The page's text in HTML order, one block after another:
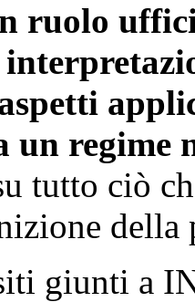
ruolo
un regime
tutto ciò
della
giunti a